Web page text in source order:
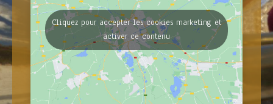
Cliquez pour accepter les cookies marketing et
activer ce contenu